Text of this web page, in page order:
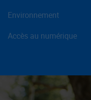
Environnement
Accès au numérique